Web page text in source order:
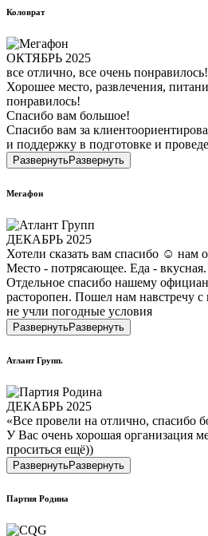
Коловрат
ОКТЯБРЬ 2025
все отлично, все очень понравилось!
Хорошее место, развлечения,
понравилось!
Спасибо вам большое!
Спасибо вам за
и поддержку в подготовке и
РазвернутьРазвернуть
Мегафон
ДЕКАБРЬ 2025
Хотели сказать вам спасибо ☺️ нам
Место - потрясающее. Еда -
Отдельное спасибо нашему
расторопен. Пошел нам навстречу
не учли погодные условия
РазвернутьРазвернуть
Атлант Групп.
ДЕКАБРЬ 2025
«Все провели на отлично, спасибо
У Вас очень хорошая организация
проситься ещё))
РазвернутьРазвернуть
Партия Родина